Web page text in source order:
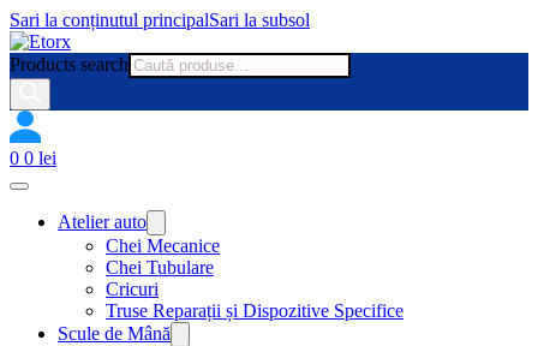
Sari la conținutul principalSari la subsol
Products search
0 0 lei
Atelier auto
Chei Mecanice
Chei Tubulare
Cricuri
Truse Reparații și Dispozitive Specifice
Scule de Mână